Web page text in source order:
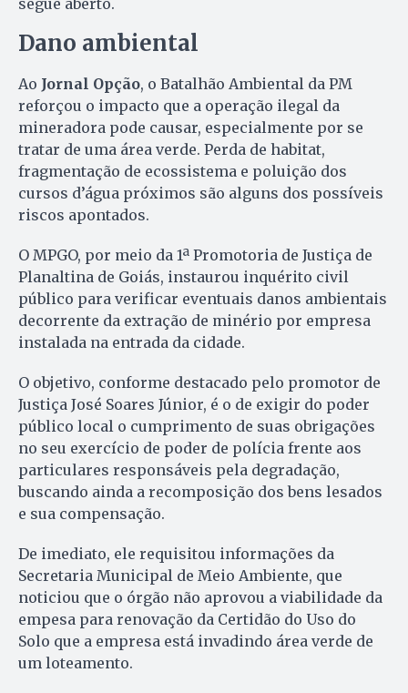
segue aberto.
Dano ambiental
Ao Jornal Opção, o Batalhão Ambiental da PM
reforçou o impacto que a operação ilegal da
mineradora pode causar, especialmente por se
tratar de uma área verde. Perda de habitat,
fragmentação de ecossistema e poluição dos
cursos d’água próximos são alguns dos possíveis
riscos apontados.
O MPGO, por meio da 1ª Promotoria de Justiça de
Planaltina de Goiás, instaurou inquérito civil
público para verificar eventuais danos ambientais
decorrente da extração de minério por empresa
instalada na entrada da cidade.
O objetivo, conforme destacado pelo promotor de
Justiça José Soares Júnior, é o de exigir do poder
público local o cumprimento de suas obrigações
no seu exercício de poder de polícia frente aos
particulares responsáveis pela degradação,
buscando ainda a recomposição dos bens lesados
e sua compensação.
De imediato, ele requisitou informações da
Secretaria Municipal de Meio Ambiente, que
noticiou que o órgão não aprovou a viabilidade da
empesa para renovação da Certidão do Uso do
Solo que a empresa está invadindo área verde de
um loteamento.